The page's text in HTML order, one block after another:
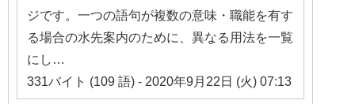
ジです。一つの語句が複数の意味・職能を有す
る場合の水先案内のために、異なる用法を一覧
にし…
331バイト (109 語) - 2020年9月22日 (火) 07:13